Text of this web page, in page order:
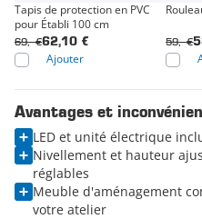
Tapis de protection en PVC
pour Établi 100 cm
62,10 €
69,- €
Ajouter
59,- €
Avantages et
LED et unité électrique
Nivellement et hauteur
réglables
Meuble d'aménagement
votre atelier